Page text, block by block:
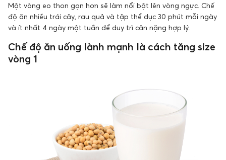
Một vòng eo thon gọn hơn sẽ làm nổi bật lên vòng ngực. Chế
độ ăn nhiều trái cây, rau quả và tập thể dục 30 phút mỗi ngày
và ít nhất 4 ngày một tuần để duy trì cân nặng hợp lý.
Chế độ ăn uống lành mạnh là cách tăng size
vòng 1